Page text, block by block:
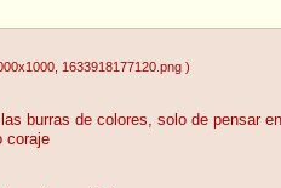
, 1633918177120.png )
burras de colores, solo de pensar
coraje